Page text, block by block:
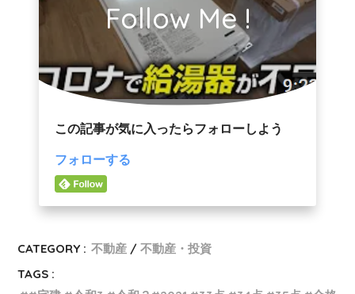
Follow Me !
この記事が気に入ったらフォローしよう
フォローする
CATEGORY : 不動産
不動産・投資
TAGS :